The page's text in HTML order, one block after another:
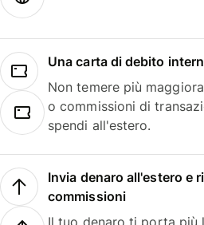
Una carta di debito
Non temere più
o commissioni di
spendi all'estero.
Invia denaro all'estero e
commissioni